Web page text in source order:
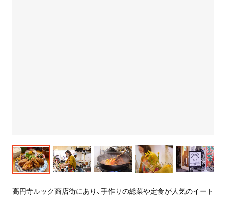
高円寺ルック商店街にあり、手作りの総菜や定食が人気のイート